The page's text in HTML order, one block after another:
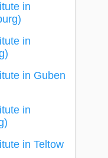
in
in
in Guben
in
in Teltow